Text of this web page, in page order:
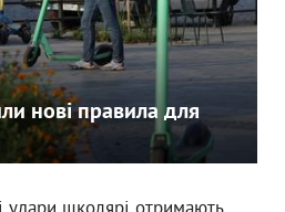
нові правила для
удари школярі отримають